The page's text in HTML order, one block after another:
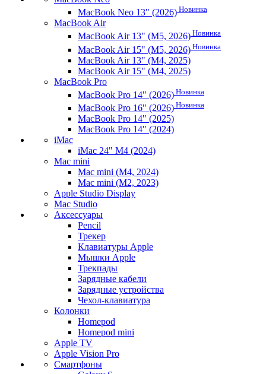
MacBook Neo 13" (2026) Новинка
MacBook Air
MacBook Air 13" (M5, 2026) Новинка
MacBook Air 15" (M5, 2026) Новинка
MacBook Air 13" (M4, 2025)
MacBook Air 15" (M4, 2025)
MacBook Pro
MacBook Pro 14" (2026) Новинка
MacBook Pro 16" (2026) Новинка
MacBook Pro 14" (2025)
MacBook Pro 14" (2024)
iMac
iMac 24" M4 (2024)
Mac mini
Mac mini (M4, 2024)
Mac mini (M2, 2023)
Apple Studio Display
Mac Studio
Аксессуары
Pencil
Трекер
Клавиатуры Apple
Мышки Apple
Трекпады
Зарядные кабели
Зарядные устройства
Чехол-клавиатура
Колонки
Homepod
Homepod mini
Apple TV
Apple Vision Pro
Смартфоны